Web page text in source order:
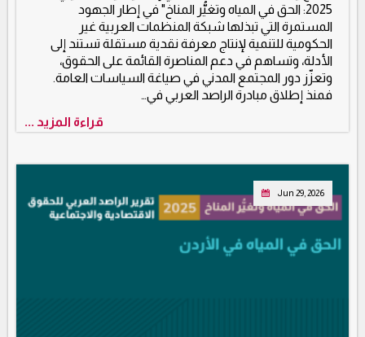
2025: الحق في المياه وتغيُّر المناخ" في إطار الجهود
المستمرة التي تبذلها شبكة المنظمات العربية غير
الحكومية للتنمية لإنتاج معرفة نقدية مستقلة تستند إلى
الأدلة، وتساهم في دعم المناصرة القائمة على الحقوق،
وتعزّز دور المجتمع المدني في صياغة السياسات العامة.
فمنذ إطلاق مبادرة الراصد العربي في…
قراءة المزيد ...
Jun 29, 2026